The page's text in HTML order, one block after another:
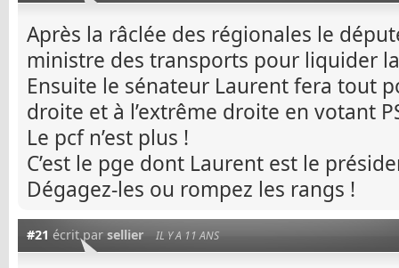
Après la râclée des régionales le
ministre des transports pour liquider la
Ensuite le sénateur Laurent fera tout
droite et à l’extrême droite en votant
Le pcf n’est plus !
C’est le pge dont Laurent est le
Dégagez-les ou rompez les rangs !
#21 écrit par sellier IL Y A 11 ANS